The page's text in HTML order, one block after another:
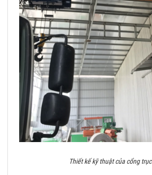
Thiết kế kỹ thuật của cổng trục